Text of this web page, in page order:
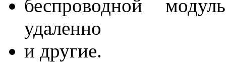
беспроводной
удаленно
и другие.